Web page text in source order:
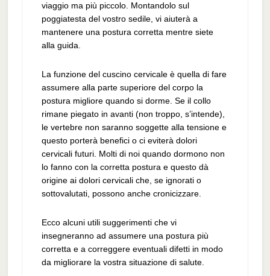
viaggio ma più piccolo. Montandolo sul
poggiatesta del vostro sedile, vi aiuterà a
mantenere una postura corretta mentre siete
alla guida.
La funzione del cuscino cervicale è quella di fare
assumere alla parte superiore del corpo la
postura migliore quando si dorme. Se il collo
rimane piegato in avanti (non troppo, s’intende),
le vertebre non saranno soggette alla tensione e
questo porterà benefici o ci eviterà dolori
cervicali futuri. Molti di noi quando dormono non
lo fanno con la corretta postura e questo dà
origine ai dolori cervicali che, se ignorati o
sottovalutati, possono anche cronicizzare.
Ecco alcuni utili suggerimenti che vi
insegneranno ad assumere una postura più
corretta e a correggere eventuali difetti in modo
da migliorare la vostra situazione di salute.